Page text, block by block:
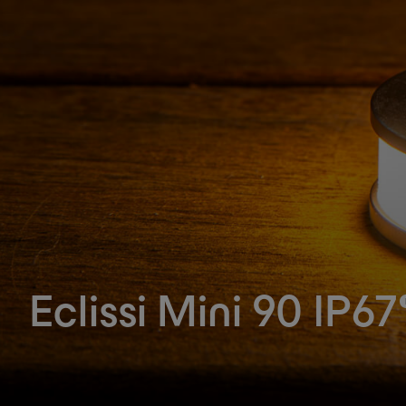
Eclissi Mini 90 IP67